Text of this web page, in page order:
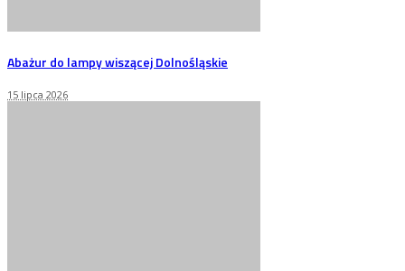
Abażur do lampy wiszącej Dolnośląskie
15 lipca 2026